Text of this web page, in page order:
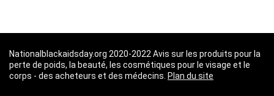
Nationalblackaidsday.org 2020-2022 Avis sur les produits pour la
perte de poids, la beauté, les cosmétiques pour le visage et le
corps - des acheteurs et des médecins. Plan du site